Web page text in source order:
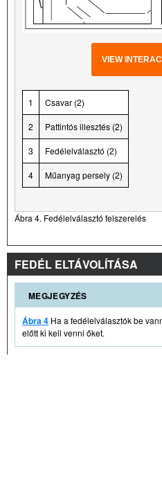
VIEW
1 Csavar (2)
2 Pattintós illesztés (2)
3 Fedélelválasztó (2)
4 Műanyag persely (2)
Ábra 4. Fedélelválasztó felszerelés
FEDÉL ELTÁVOLÍTÁSA
MEGJEGYZÉS
Ábra 4 Ha a fedélelválasztók be
előtt ki kell venni őket.